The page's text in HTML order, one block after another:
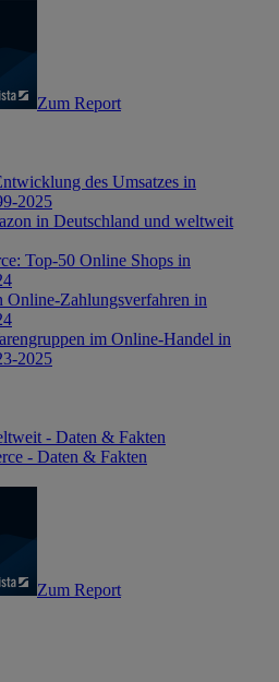
Zum Report
des Umsatzes in
2025
in Deutschland und weltweit
Top-50 Online Shops in
Online-Zahlungsverfahren in
im Online-Handel in
2025
- Daten & Fakten
- Daten & Fakten
Zum Report